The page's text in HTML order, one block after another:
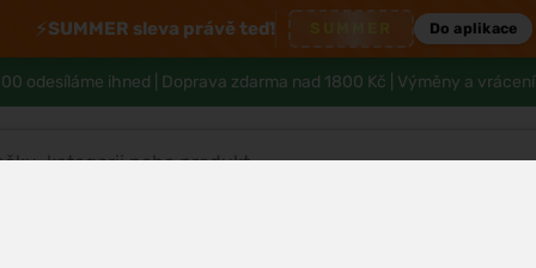
⚡SUMMER sleva právě teď! Do aplikace
odesíláme ihned | Doprava zdarma nad 1800 Kč | Výměny a